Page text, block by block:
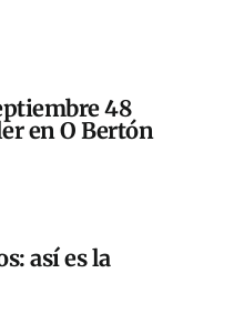
48
en O Bertón
así es la